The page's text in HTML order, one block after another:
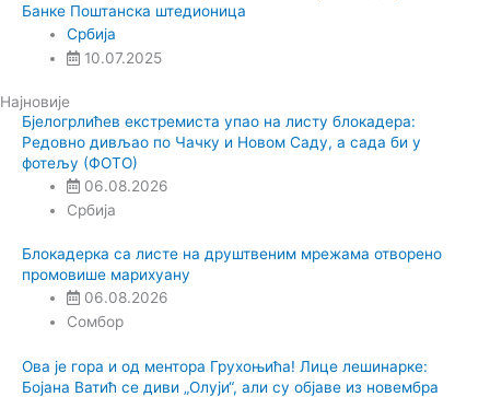
Банке Поштанска штедионица
Србија
10.07.2025
Најновије
Бјелогрлићев екстремиста упао на листу блокадера:
Редовно дивљао по Чачку и Новом Саду, а сада би у
фотељу (ФОТО)
06.08.2026
Србија
Блокадерка са листе на друштвеним мрежама отворено
промовише марихуану
06.08.2026
Сомбор
Ова је гора и од ментора Грухоњића! Лице лешинарке:
Бојана Ватић се диви „Олуји“, али су објаве из новембра